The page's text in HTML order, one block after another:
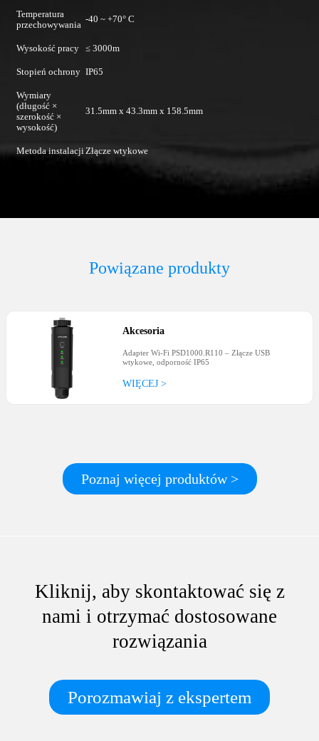
Temperatura
przechowywania
-40 ~ +70° C
Wysokość pracy ≤ 3000m
Stopień ochrony IP65
Wymiary
(długość ×
szerokość ×
wysokość)
31.5mm x 43.3mm x 158.5mm
Metoda instalacjiZłącze wtykowe
Powiązane produkty
Akcesoria
Adapter Wi-Fi PSD1000.R110 – Złącze USB
wtykowe, odporność IP65
WIĘCEJ >
Poznaj więcej produktów >
Kliknij, aby skontaktować się z
nami i otrzymać dostosowane
rozwiązania
Porozmawiaj z ekspertem